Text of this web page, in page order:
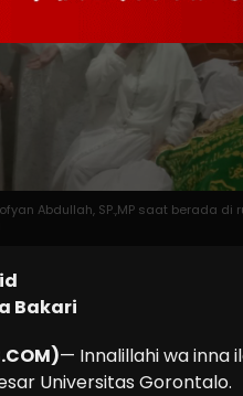
Abdullah, SP.,MP saat berada
Bakari
— Innalillahi wa inna
Universitas Gorontalo.